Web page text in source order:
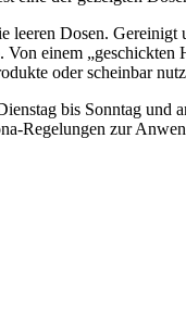
leeren Dosen.
einem
oder scheinbar
bis Sonntag
Regelungen zur